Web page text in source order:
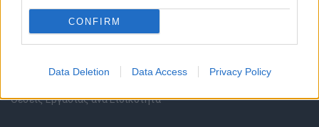
CONFIRM
Data Deletion Data Access Privacy Policy
Θέσεις εργασίας
Όλες οι Θέσεις Εργασίας
Θέσεις Εργασίας ανά Ειδικότητα